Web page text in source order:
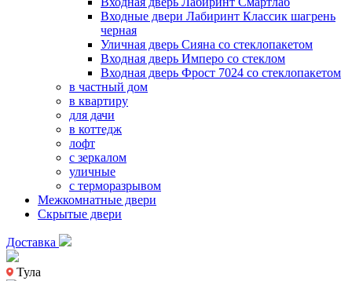
Входные двери Лабиринт Классик шагрень
черная
Уличная дверь Сияна со стеклопакетом
Входная дверь Имперо со стеклом
Входная дверь Фрост 7024 со стеклопакетом
в частный дом
в квартиру
для дачи
в коттедж
лофт
с зеркалом
уличные
с терморазрывом
Межкомнатные двери
Скрытые двери
Доставка
Тула